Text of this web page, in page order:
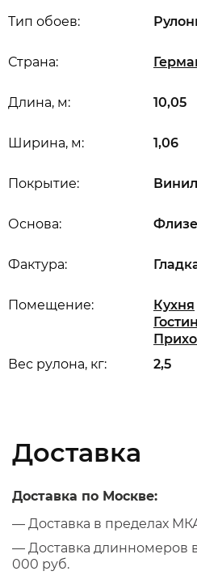
Длина, м: 10,05
Ширина, м: 1,06
Вес рулона, кг: 2,5
Основа:
Покрытие: Винил
Помещение: Кухня
Страна:
Тип обоев:
Фактура:
Доставка
Доставка по Москве:
— Доставка в пределах
— Доставка длинномеров
000 руб.